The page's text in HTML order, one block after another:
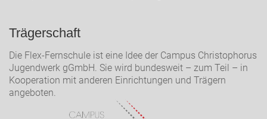
Trägerschaft
Die Flex-Fernschule ist eine Idee der Campus Christophorus
Jugendwerk gGmbH. Sie wird bundesweit – zum Teil – in
Kooperation mit anderen Einrichtungen und Trägern
angeboten.